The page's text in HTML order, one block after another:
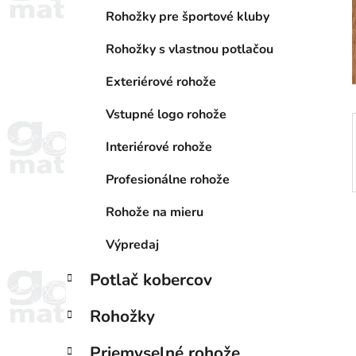
Rohožky pre športové kluby
Rohožky s vlastnou potlačou
Exteriérové rohože
Vstupné logo rohože
Interiérové rohože
Profesionálne rohože
Rohože na mieru
Výpredaj
Potlač kobercov
Rohožky